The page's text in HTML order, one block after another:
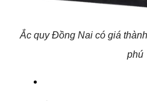
Ắc quy Đồng Nai có giá
phú